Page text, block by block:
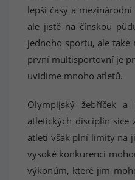
lepší časy a
ale jistě na čínskou
jednoho sportu, ale
první multisportovní je
uvidíme mnoho atletů.
Olympijský žebříček
atletických disciplín sice
atleti však plní limity na
vysoké konkurenci
výkonům, které jim